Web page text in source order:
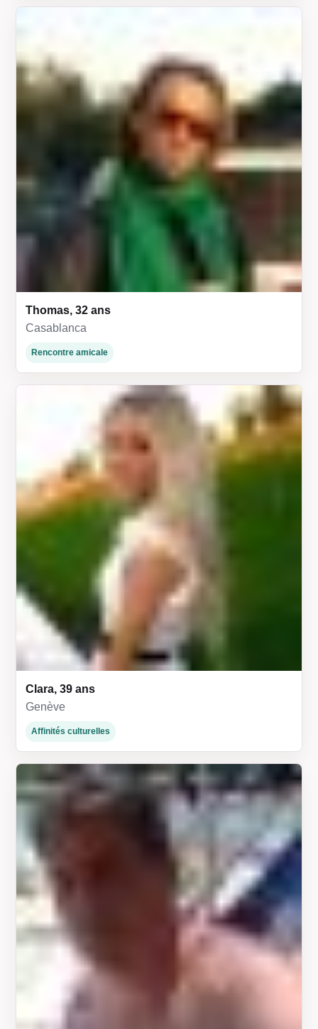
Thomas, 32 ans
Casablanca
Rencontre amicale
Clara, 39 ans
Genève
Affinités culturelles